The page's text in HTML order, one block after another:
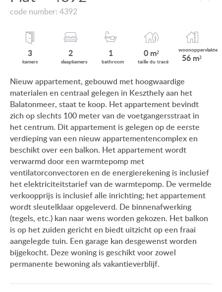
code number: 4392
3
kamers
2
slaapkamers
1
bathroom
0 m²
taille du tracé
woonoppervlakte
56 m²
Nieuw appartement, gebouwd met hoogwaardige
materialen en centraal gelegen in Keszthely aan het
Balatonmeer, staat te koop. Het appartement bevindt
zich op slechts 100 meter van de voetgangersstraat in
het centrum. Dit appartement is gelegen op de eerste
verdieping van een nieuw appartementencomplex en
beschikt over een balkon. Het appartement wordt
verwarmd door een warmtepomp met
ventilatorconvectoren en de energierekening is inclusief
het elektriciteitstarief van de warmtepomp. De vermelde
verkoopprijs is inclusief alle inrichting; het appartement
wordt sleutelklaar opgeleverd. De binnenafwerking
(tegels, etc.) kan naar wens worden gekozen. Het balkon
is op het zuiden gericht en biedt uitzicht op een fraai
aangelegde tuin. Een garage kan desgewenst worden
bijgekocht. Deze woning is geschikt voor zowel
permanente bewoning als vakantieverblijf.
VIEW ON LAKE BALATON
NEAR THE THERMAL BATH
SWIMMING-POOL
MANSION WITH ANCIENT TREES
FAMILY HOUSE IN GREEN BELT
ONZE KLANTEN
AANKOOPINFORMATIE
GEBRUIKSEIGENDOM
IMPRESSUM
HU DE EN